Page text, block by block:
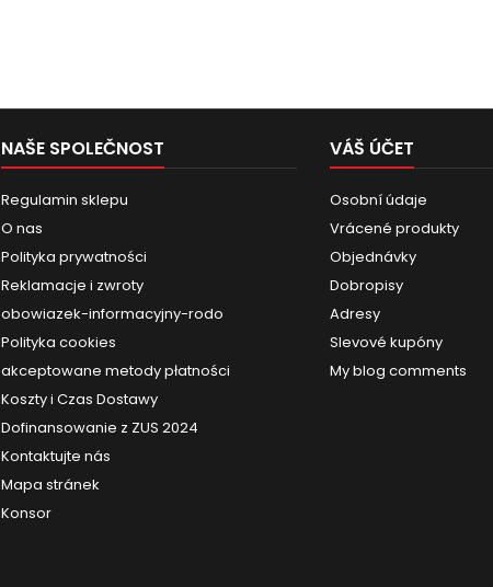
NAŠE SPOLEČNOST
Regulamin sklepu
O nas
Polityka prywatności
Reklamacje i zwroty
obowiazek-informacyjny-rodo
Polityka cookies
akceptowane metody płatności
Koszty i Czas Dostawy
Dofinansowanie z ZUS 2024
Kontaktujte nás
Mapa stránek
Konsor
VÁŠ ÚČET
Osobní údaje
Vrácené produkty
Objednávky
Dobropisy
Adresy
Slevové kupóny
My blog comments